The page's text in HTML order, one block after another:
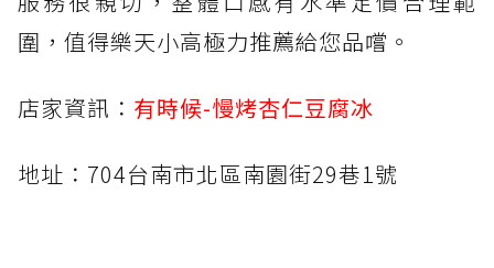
圍，值得樂天小高極力推薦給您品嚐。
店家資訊： 有時候-慢烤杏仁豆腐冰
地址：704台南市北區南園街29巷1號